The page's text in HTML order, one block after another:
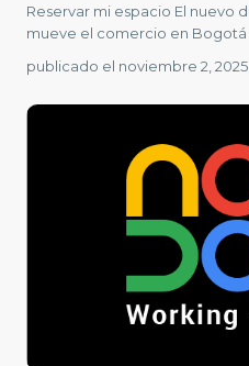
Reservar mi espacio El nuevo
mueve el comercio en Bogotá
publicado el noviembre 2, 2025